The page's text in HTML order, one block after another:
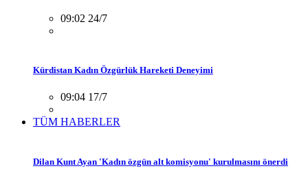
09:02 24/7
Kürdistan Kadın Özgürlük Hareketi Deneyimi
09:04 17/7
TÜM HABERLER
Dilan Kunt Ayan 'Kadın özgün alt komisyonu' kurulmasını önerdi